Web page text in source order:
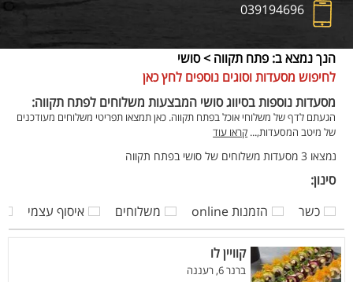
039194696
הנך נמצא ב: פתח תקווה > סושי
לחיפוש מסעדות וסוגים נוספים לחץ כאן
מסעדות נוספות בסיווג סושי המבצעות משלוחים לפתח תקווה:
הגעתם לדף של משלוחי אוכל בפתח תקווה. כאן תמצאו תפריטי משלוחים מעודכנים
של מיטב המסעדות,... קראו עוד
נמצאו 3 מסעדות משלוחים של סושי בפתח תקווה
סינון:
כשר
הזמנות online משלוחים איסוף עצמי
קוויין לו
ברנר 6, רעננה